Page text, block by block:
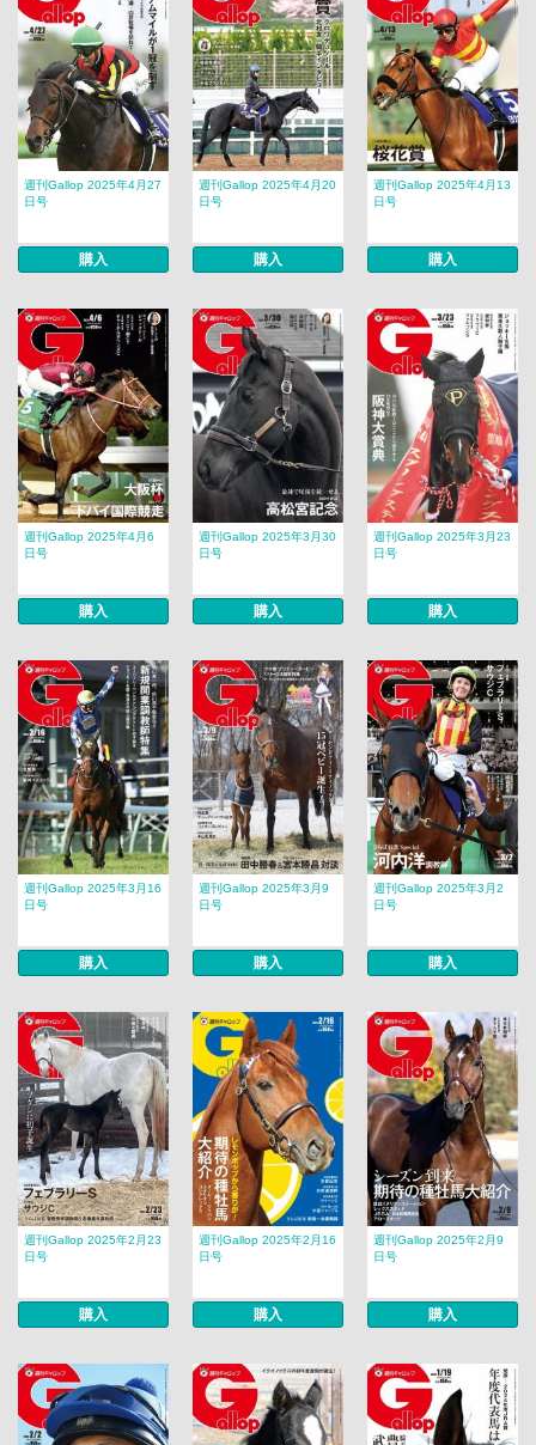
週刊Gallop 2025年4月27
日号
購入
週刊Gallop 2025年4月20
日号
購入
週刊Gallop 2025年4月13
日号
購入
週刊Gallop 2025年4月6
日号
購入
週刊Gallop 2025年3月30
日号
購入
週刊Gallop 2025年3月23
日号
購入
週刊Gallop 2025年3月16
日号
購入
週刊Gallop 2025年3月9
日号
購入
週刊Gallop 2025年3月2
日号
購入
週刊Gallop 2025年2月23
日号
購入
週刊Gallop 2025年2月16
日号
購入
週刊Gallop 2025年2月9
日号
購入